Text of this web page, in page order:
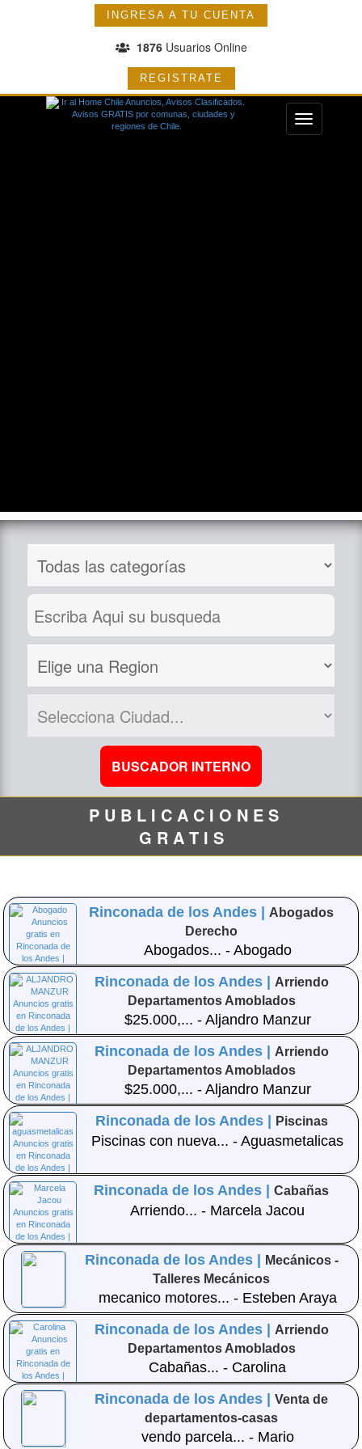
INGRESA A TU CUENTA
1876Usuarios Online
REGISTRATE
Menu
P U B L I C A C I O N E S
G R A T I S
Rinconada de los Andes |Abogados
Derecho
Abogados... - Abogado
Rinconada de los Andes |
Arriendo
Departamentos Amoblados
$25.000,... - Aljandro Manzur
Rinconada de los Andes |
Arriendo
Departamentos Amoblados
$25.000,... - Aljandro Manzur
Rinconada de los Andes |
Piscinas
Piscinas con nueva... - Aguasmetalicas
Rinconada de los Andes |Cabañas
Arriendo... - Marcela Jacou
Rinconada de los Andes |
Mecánicos -
Talleres Mecánicos
mecanico motores... - Esteben Araya
Olibares
Rinconada de los Andes |
Arriendo
Departamentos Amoblados
Cabañas... - Carolina
Rinconada de los Andes |Venta de
departamentos-casas
vendo parcela... - Mario